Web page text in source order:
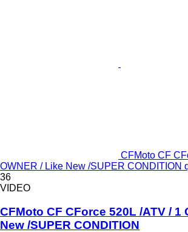
CFMoto CF
OWNER / Like New /SUPER CONDITION
36
VIDEO
CFMoto CF CForce 520L /ATV / 1
New /SUPER CONDITION